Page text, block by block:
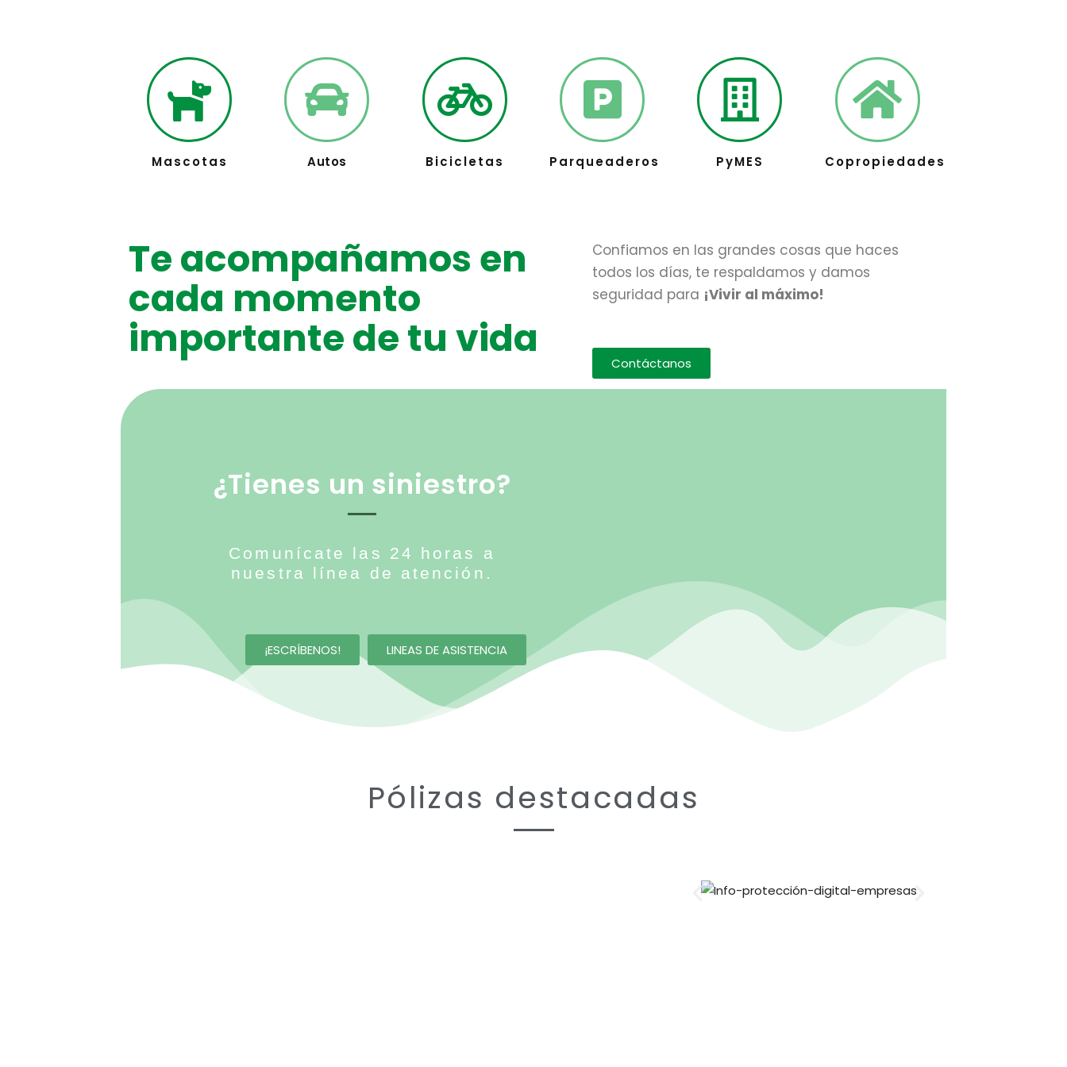
Mascotas Autos Bicicletas Parqueaderos PyMES Copropiedades
Te acompañamos en
cada momento
importante de tu vida
Confiamos en las grandes cosas que haces
todos los días, te respaldamos y damos
seguridad para ¡Vivir al máximo!
https://www.traditionrolex.com/35
Contáctanos
¿Tienes un siniestro?
Comunícate las 24 horas a
nuestra línea de atención.
¡ESCRÍBENOS! LINEAS DE ASISTENCIA
Pólizas destacadas